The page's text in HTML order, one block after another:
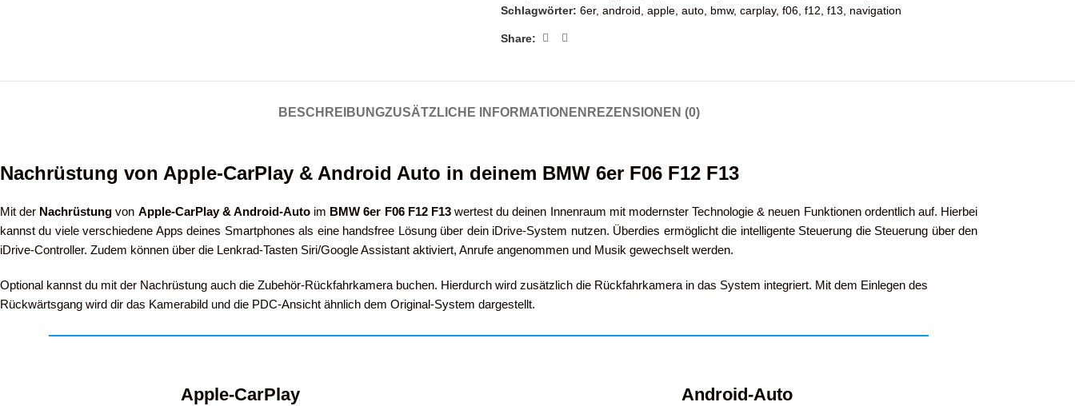
Schlagwörter: 6er, android apple, auto, bmw, carplay, f06, f12 f13 navigation
Share:
BESCHREIBUNGZUSÄTZLICHE INFORMATIONEN REZENSIONEN (0)
Nachrüstung von Apple-CarPlay & Android Auto in deinem BMW 6er F06 F12 F13
Mit der Nachrüstung von Apple-CarPlay & Android-Autoim BMW 6er F06 F12 F13wertest du deinen Innenraum mit modernster Technologie & neuen Funktionen ordentlich auf. Hierbei
kannst du viele verschiedene Apps deines Smartphones als eine handsfree Lösung über dein iDrive-System nutzen. Überdies ermöglicht die intelligente Steuerung die Steuerung über den
iDrive-Controller. Zudem können über die Lenkrad-Tasten Siri/Google Assistant aktiviert, Anrufe angenommen und Musik gewechselt werden.
Optional kannst du mit der Nachrüstung auch die Zubehör-Rückfahrkamera buchen. Hierdurch wird zusätzlich die Rückfahrkamera in das System integriert. Mit dem Einlegen des
Rückwärtsgang wird dir das Kamerabild und die PDC-Ansicht ähnlich dem Original-System dargestellt.
Apple-CarPlay Android-Auto